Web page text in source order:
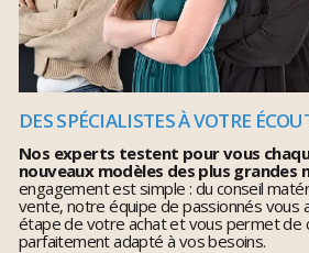
DES SPÉCIALISTES À VOTRE
Nos experts testent pour vous
nouveaux modèles des plus grandes
engagement est simple : du conseil
vente, notre équipe de passionnés vous
étape de votre achat et vous permet de
parfaitement adapté à vos besoins.